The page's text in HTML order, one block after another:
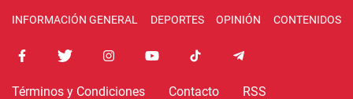
INFORMACIÓN GENERAL DEPORTES OPINIÓN CONTENIDOS
Términos y Condiciones Contacto RSS